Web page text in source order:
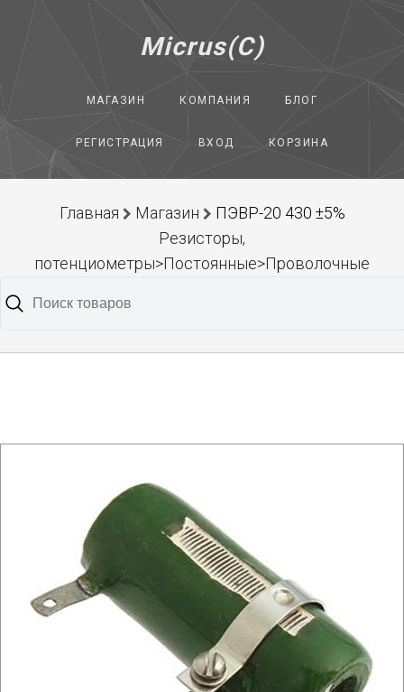
Micrus(C)
МАГАЗИН КОМПАНИЯ БЛОГ
РЕГИСТРАЦИЯ ВХОД КОРЗИНА
Главная Магазин
ПЭВР-20 430 ±5%
Резисторы,
потенциометры>Постоянные>Проволочные